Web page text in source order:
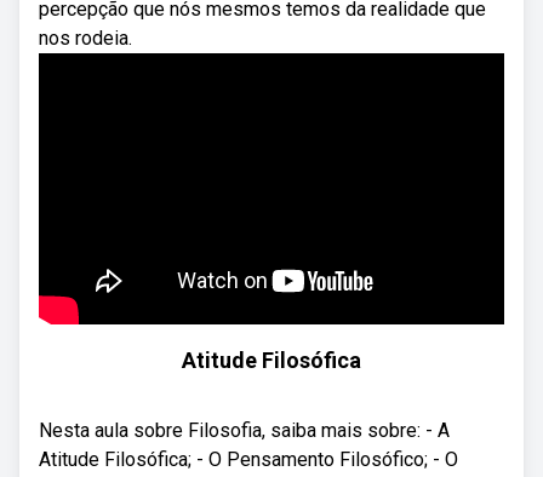
percepção que nós mesmos temos da realidade que
nos rodeia.
Atitude Filosófica
Nesta aula sobre Filosofia, saiba mais sobre: - A
Atitude Filosófica; - O Pensamento Filosófico; - O